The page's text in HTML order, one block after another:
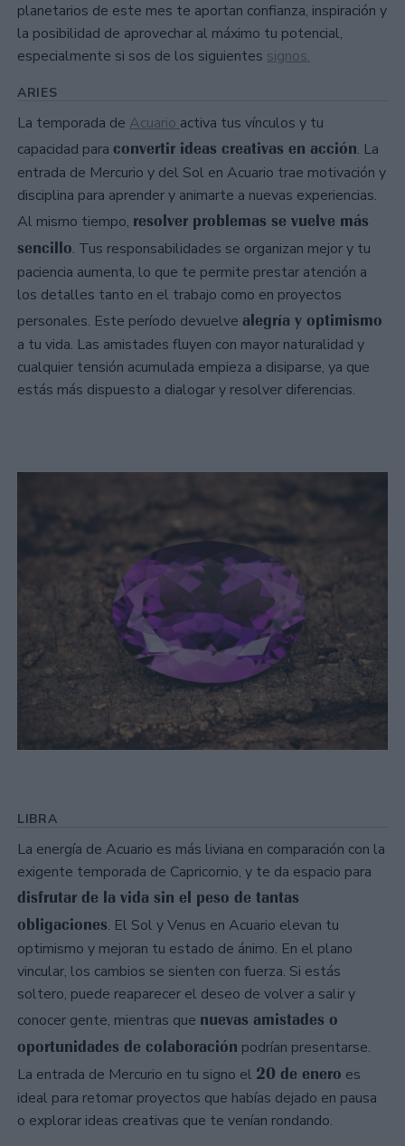
planetarios de este mes te aportan confianza, inspiración y
la posibilidad de aprovechar al máximo tu potencial,
especialmente si sos de los siguientes signos.
ARIES
La temporada de Acuario activa tus vínculos y tu
capacidad para convertir ideas creativas en acción. La
entrada de Mercurio y del Sol en Acuario trae motivación y
disciplina para aprender y animarte a nuevas experiencias.
Al mismo tiempo, resolver problemas se vuelve más
sencillo. Tus responsabilidades se organizan mejor y tu
paciencia aumenta, lo que te permite prestar atención a
los detalles tanto en el trabajo como en proyectos
personales. Este período devuelve alegría y optimismo
a tu vida. Las amistades fluyen con mayor naturalidad y
cualquier tensión acumulada empieza a disiparse, ya que
estás más dispuesto a dialogar y resolver diferencias.
LIBRA
La energía de Acuario es más liviana en comparación con la
exigente temporada de Capricornio, y te da espacio para
disfrutar de la vida sin el peso de tantas
obligaciones. El Sol y Venus en Acuario elevan tu
optimismo y mejoran tu estado de ánimo. En el plano
vincular, los cambios se sienten con fuerza. Si estás
soltero, puede reaparecer el deseo de volver a salir y
conocer gente, mientras que nuevas amistades o
oportunidades de colaboración podrían presentarse.
La entrada de Mercurio en tu signo el 20 de enero es
ideal para retomar proyectos que habías dejado en pausa
o explorar ideas creativas que te venían rondando.